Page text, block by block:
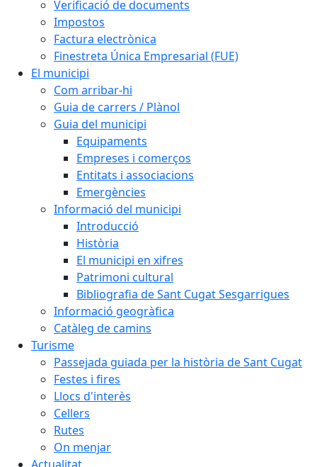
Verificació de documents
Impostos
Factura electrònica
Finestreta Única Empresarial (FUE)
El municipi
Com arribar-hi
Guia de carrers / Plànol
Guia del municipi
Equipaments
Empreses i comerços
Entitats i associacions
Emergències
Informació del municipi
Introducció
Història
El municipi en xifres
Patrimoni cultural
Bibliografia de Sant Cugat Sesgarrigues
Informació geogràfica
Catàleg de camins
Turisme
Passejada guiada per la història de Sant Cugat
Festes i fires
Llocs d'interès
Cellers
Rutes
On menjar